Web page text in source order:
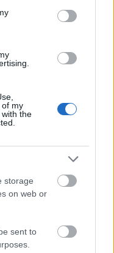
of my
the
storage
on web or
sent to
be a Flórián téri